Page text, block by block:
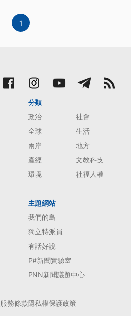
1
分類
政治
社會
全球
生活
兩岸
地方
產經
文教科技
環境
社福人權
主題網站
我們的島
獨立特派員
有話好說
P#新聞實驗室
PNN新聞議題中心
服務條款隱私權保護政策